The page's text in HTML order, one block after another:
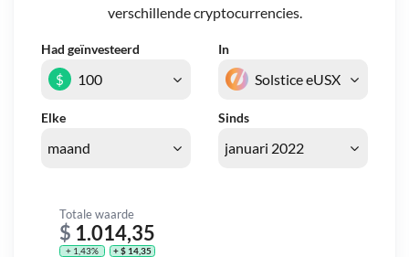
verschillende cryptocurrencies.
Had geïnvesteerd In
Elke Sinds
$
Totale waarde
$ 1.014,35
+ 1,43% + $ 14,35